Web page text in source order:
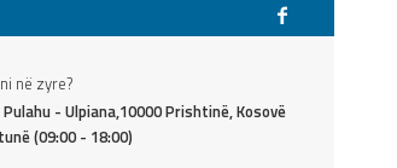
në zyre?
Pulahu - Ulpiana,10000 Prishtinë, Kosovë
(09:00 - 18:00)